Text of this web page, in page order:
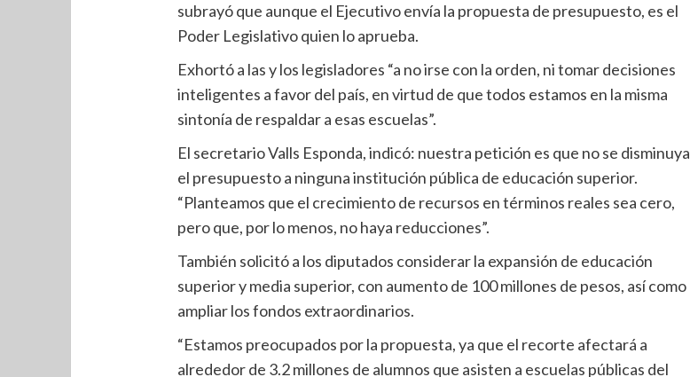
subrayó que aunque el Ejecutivo envía la propuesta de presupuesto, es el
Poder Legislativo quien lo aprueba.
Exhortó a las y los legisladores “a no irse con la orden, ni tomar decisiones
inteligentes a favor del país, en virtud de que todos estamos en la misma
sintonía de respaldar a esas escuelas”.
El secretario Valls Esponda, indicó: nuestra petición es que no se disminuya
el presupuesto a ninguna institución pública de educación superior.
“Planteamos que el crecimiento de recursos en términos reales sea cero,
pero que, por lo menos, no haya reducciones”.
También solicitó a los diputados considerar la expansión de educación
superior y media superior, con aumento de 100 millones de pesos, así como
ampliar los fondos extraordinarios.
“Estamos preocupados por la propuesta, ya que el recorte afectará a
alrededor de 3.2 millones de alumnos que asisten a escuelas públicas del